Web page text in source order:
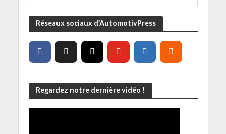
Réseaux sociaux d’AutomotivPress
Regardez notre dernière vidéo !